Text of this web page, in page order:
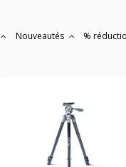
Nouveautés %